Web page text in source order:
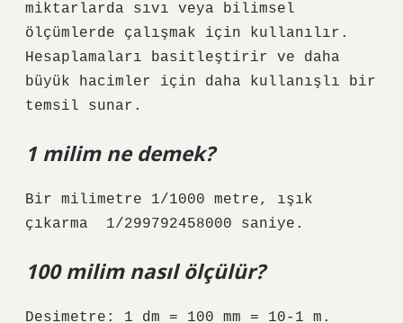
miktarlarda sıvı veya bilimsel
ölçümlerde çalışmak için kullanılır.
Hesaplamaları basitleştirir ve daha
büyük hacimler için daha kullanışlı bir
temsil sunar.
1 milim ne demek?
Bir milimetre 1/1000 metre, ışık
çıkarma ⁠ 1/299792458000 saniye.
100 milim nasıl ölçülür?
Desimetre: 1 dm = 100 mm = 10-1 m.